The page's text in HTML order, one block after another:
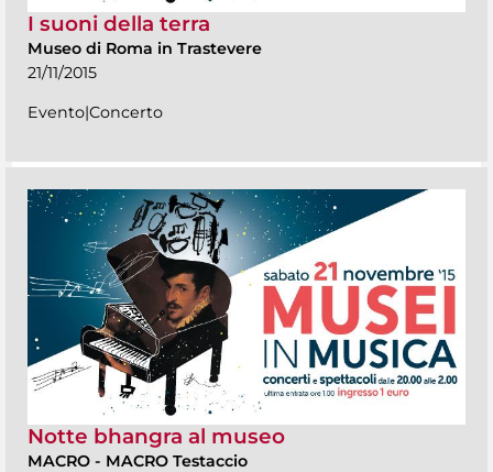
I suoni della terra
Museo di Roma in Trastevere
21/11/2015
Evento|Concerto
Notte bhangra al museo
MACRO - MACRO Testaccio